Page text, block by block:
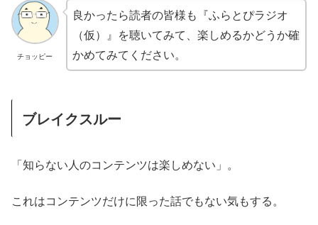
チョッピー
良かったら読者の皆様も『ふらとぴラジオ
（仮）』を聴いてみて、楽しめるかどうか確
かめてみてください。
ブレイクスルー
「知らない人のコンテンツは楽しめない」。
これはコンテンツだけに限った話でもない気もする。